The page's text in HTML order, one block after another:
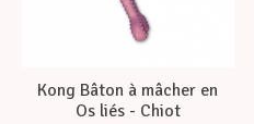
Kong Bâton à mâcher en
Os liés - Chiot